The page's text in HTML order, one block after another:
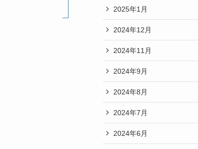
2025年1月
2024年12月
2024年11月
2024年9月
2024年8月
2024年7月
2024年6月